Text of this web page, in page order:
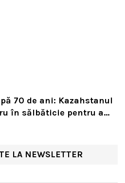
70 de ani: Kazahstanul
în sălbăticie pentru a
LA NEWSLETTER